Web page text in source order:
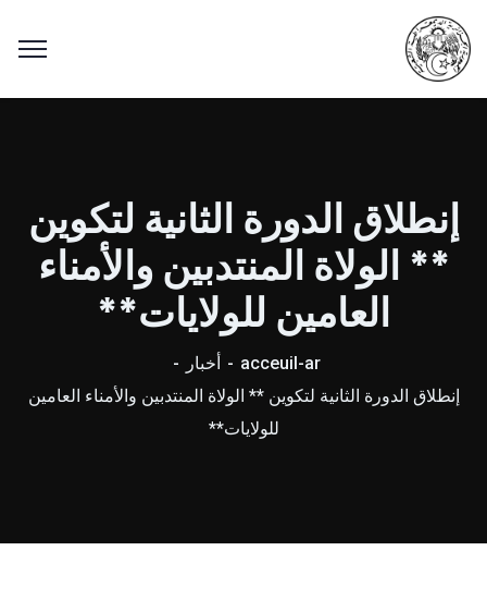
إنطلاق الدورة الثانية لتكوين
** الولاة المنتدبين والأمناء
العامين للولايات**
acceuil-ar
أخبار
إنطلاق الدورة الثانية لتكوين ** الولاة المنتدبين والأمناء العامين
للولايات**